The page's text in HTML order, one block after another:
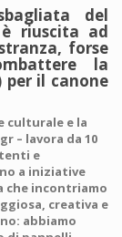
del
è riuscita ad
forse
la
il canone
culturale e la
– lavora da 10
e
a iniziative
che incontriamo
creativa e
abbiamo